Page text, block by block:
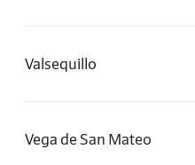
Valsequillo
Vega de San Mateo